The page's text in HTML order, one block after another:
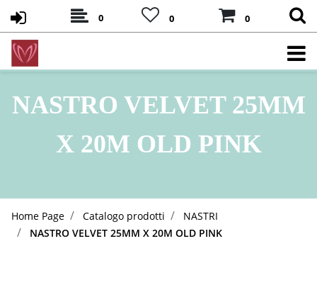
0 0 0
NASTRO VELVET 25MM
X 20M OLD PINK
Home Page Catalogo prodotti
NASTRI
NASTRO VELVET 25MM X 20M OLD PINK